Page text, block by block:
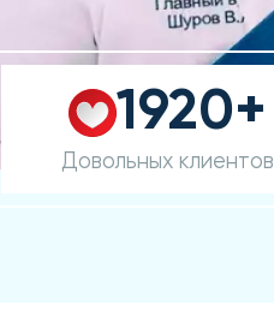
1920+
Довольных клиентов